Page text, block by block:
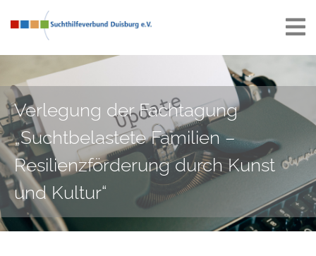
Verlegung der Fachtagung
„Suchtbelastete Familien –
Resilienzförderung durch Kunst
und Kultur“